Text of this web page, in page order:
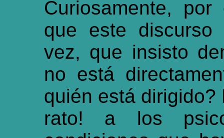
Curiosamente,
que este
vez, que insisto
no está
quién está
rato! a los